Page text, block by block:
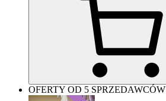
OFERTY OD 5 SPRZEDAWCÓW